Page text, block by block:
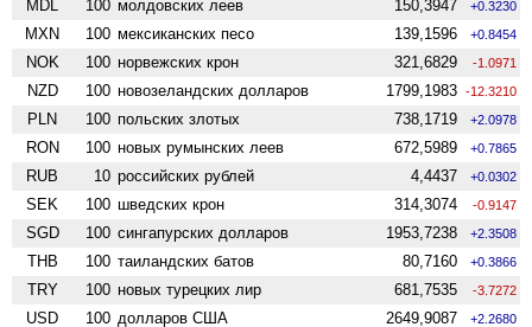
MDL 100 молдовских леев 150,3947 +0.3230
MXN 100 мексиканских песо 139,1596 +0.8454
NOK 100 норвежских крон 321,6829 -1.0971
NZD 100 ново­зеландских долларов 1799,1983 -12.3210
PLN 100 польских злотых 738,1719 +2.0978
RON 100 новых румынских леев 672,5989 +0.7865
RUB 10 российских рублей 4,4437 +0.0302
SEK 100 шведских крон 314,3074 -0.9147
SGD 100 сингапурских долларов 1953,7238 +2.3508
THB 100 таиландских батов 80,7160 +0.3866
TRY 100 новых турецких лир 681,7535 -3.7272
USD 100 долларов США 2649,9087 +2.2680